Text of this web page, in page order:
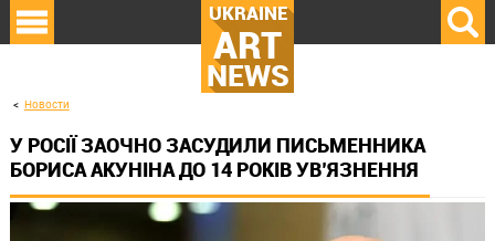
UKRAINE
ART
NEWS
Новости
У РОСІЇ ЗАОЧНО ЗАСУДИЛИ ПИСЬМЕННИКА
БОРИСА АКУНІНА ДО 14 РОКІВ УВ’ЯЗНЕННЯ